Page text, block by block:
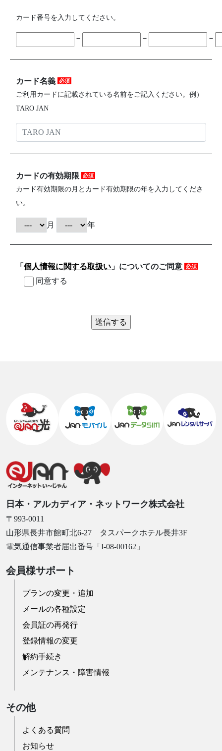
カード番号を入力してください。
－ － －
カード名義 必須
ご利用カードに記載されている名前をご記入ください。例）
TARO JAN
カードの有効期限 必須
カード有効期限の月とカード有効期限の年を入力してくださ
い。
月 年
「 個人情報に関する取扱い 」についてのご同意 必須
同意する
日本・アルカディア・ネットワーク株式会社
〒993-0011
山形県長井市館町北6-27 タスパークホテル長井3F
電気通信事業者届出番号「I-08-00162」
会員様サポート
プランの変更・追加
メールの各種設定
会員証の再発行
登録情報の変更
解約手続き
メンテナンス・障害情報
その他
よくある質問
お知らせ